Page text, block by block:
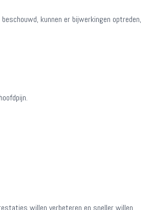
kunnen er bijwerkingen optreden,
willen verbeteren en sneller willen